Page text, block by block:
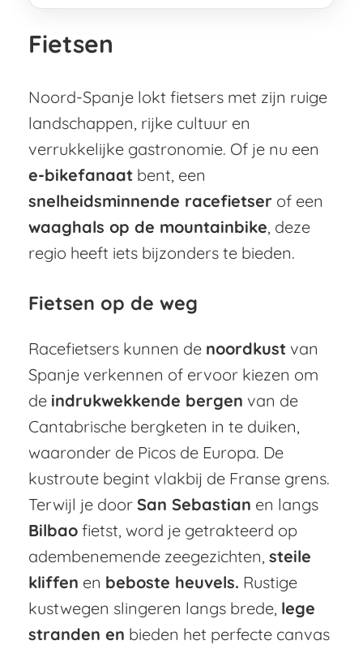
wandelt? Deze e-bike reis biedt je...
Fietsen
Noord-Spanje lokt fietsers met zijn ruige
landschappen, rijke cultuur en
verrukkelijke gastronomie. Of je nu een
e-bikefanaat bent, een
snelheidsminnende racefietser of een
waaghals op de mountainbike, deze
regio heeft iets bijzonders te bieden.
Fietsen op de weg
Racefietsers kunnen de noordkust van
Spanje verkennen of ervoor kiezen om
de indrukwekkende bergen van de
Cantabrische bergketen in te duiken,
waaronder de Picos de Europa. De
kustroute begint vlakbij de Franse grens.
Terwijl je door San Sebastian en langs
Bilbao fietst, word je getrakteerd op
adembenemende zeegezichten, steile
kliffen en beboste heuvels. Rustige
kustwegen slingeren langs brede, lege
stranden en bieden het perfecte canvas